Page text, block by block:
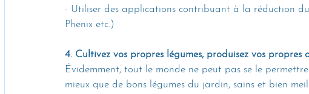
- Utiliser des applications contribuant à la réduction
Phenix etc.)
4. Cultivez vos propres légumes, produisez vos propres
Évidemment, tout le monde ne peut pas se le
mieux que de bons légumes du jardin, sains et bien